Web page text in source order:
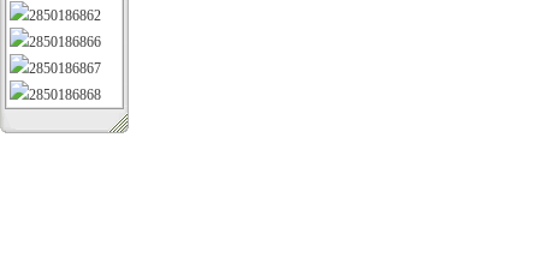
2850186862
2850186866
2850186867
2850186868